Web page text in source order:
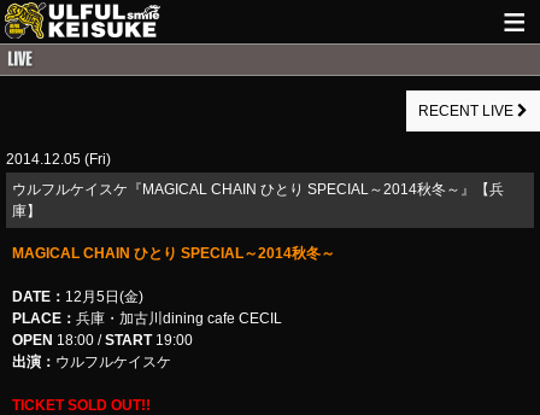
ITEM
RECENT LIVE
2014.12.05 (Fri)
ウルフルケイスケ『MAGICAL CHAIN ひとり SPECIAL～2014秋冬～』【兵
庫】
MAGICAL CHAIN ひとり SPECIAL～2014秋冬～
DATE： 12月5日(金)
PLACE： 兵庫・加古川dining cafe CECIL
OPEN 18:00 /START19:00
出演： ウルフルケイスケ
TICKET SOLD OUT!!